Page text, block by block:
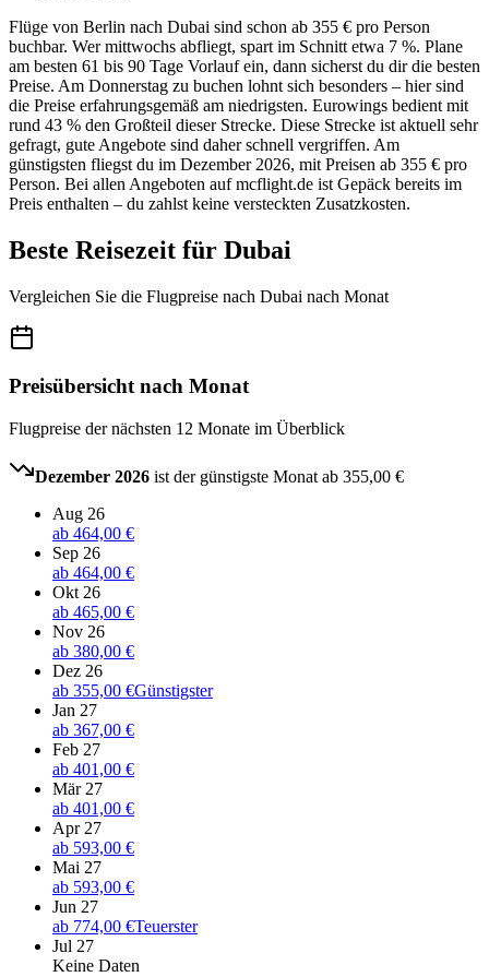
Flüge von Berlin nach Dubai sind schon ab 355 € pro Person
buchbar. Wer mittwochs abfliegt, spart im Schnitt etwa 7 %. Plane
am besten 61 bis 90 Tage Vorlauf ein, dann sicherst du dir die besten
Preise. Am Donnerstag zu buchen lohnt sich besonders – hier sind
die Preise erfahrungsgemäß am niedrigsten. Eurowings bedient mit
rund 43 % den Großteil dieser Strecke. Diese Strecke ist aktuell sehr
gefragt, gute Angebote sind daher schnell vergriffen. Am
günstigsten fliegst du im Dezember 2026, mit Preisen ab 355 € pro
Person. Bei allen Angeboten auf mcflight.de ist Gepäck bereits im
Preis enthalten – du zahlst keine versteckten Zusatzkosten.
Beste Reisezeit für Dubai
Vergleichen Sie die Flugpreise nach Dubai nach Monat
Preisübersicht nach Monat
Flugpreise der nächsten 12 Monate im Überblick
Dezember 2026 ist der günstigste Monat ab 355,00 €
Aug 26
ab 464,00 €
Sep 26
ab 464,00 €
Okt 26
ab 465,00 €
Nov 26
ab 380,00 €
Dez 26
ab 355,00 €Günstigster
Jan 27
ab 367,00 €
Feb 27
ab 401,00 €
Mär 27
ab 401,00 €
Apr 27
ab 593,00 €
Mai 27
ab 593,00 €
Jun 27
ab 774,00 €Teuerster
Jul 27
Keine Daten